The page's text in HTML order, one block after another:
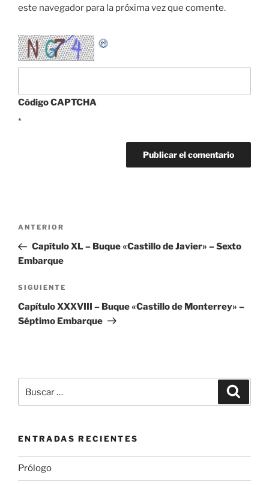
este navegador para la próxima vez que comente.
Código CAPTCHA
*
Navegación
entradas
Entrada
anterior:
ANTERIOR
Capítulo XL – Buque «Castillo de Javier» – Sexto
Embarque
Siguiente
entrada
SIGUIENTE
Capítulo XXXVIII – Buque «Castillo de Monterrey» –
Séptimo Embarque
por:
ENTRADAS RECIENTES
Prólogo